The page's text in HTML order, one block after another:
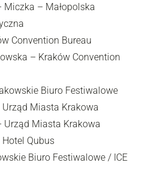
Miczka – Małopolska
Convention Bureau
– Kraków Convention
Biuro Festiwalowe
Miasta Krakowa
Urząd Miasta Krakowa
Qubus
Biuro Festiwalowe / ICE